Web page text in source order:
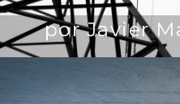
por Javier